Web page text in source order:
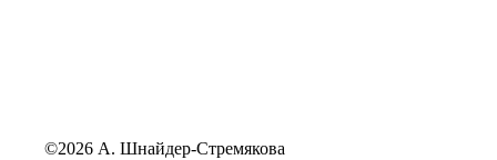
©2026 А. Шнайдер-Стремякова